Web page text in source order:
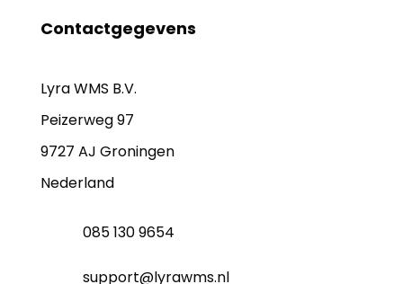
Contactgegevens
Lyra WMS B.V.
Peizerweg 97
9727 AJ Groningen
Nederland
085 130 9654
support@lyrawms.nl